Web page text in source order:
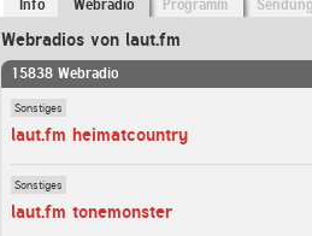
Info Webradio Programm
Webradios von laut.fm
15838 Webradio
Sonstiges
laut.fm heimatcountry
Sonstiges
laut.fm tonemonster